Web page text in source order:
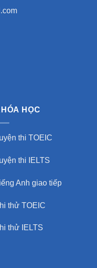
HỌC
thi TOEIC
thi IELTS
Anh giao tiếp
thử TOEIC
thử IELTS